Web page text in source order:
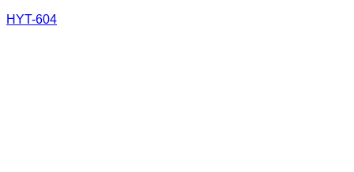
HYT-604